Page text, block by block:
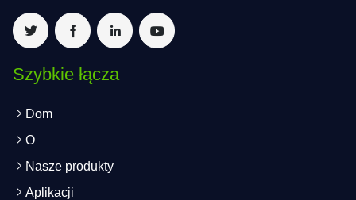
Szybkie łącza
Dom
O
Nasze produkty
Aplikacji